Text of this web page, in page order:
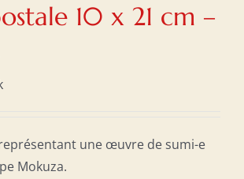
10 x 21 cm –
une œuvre de sumi-e
Mokuza.